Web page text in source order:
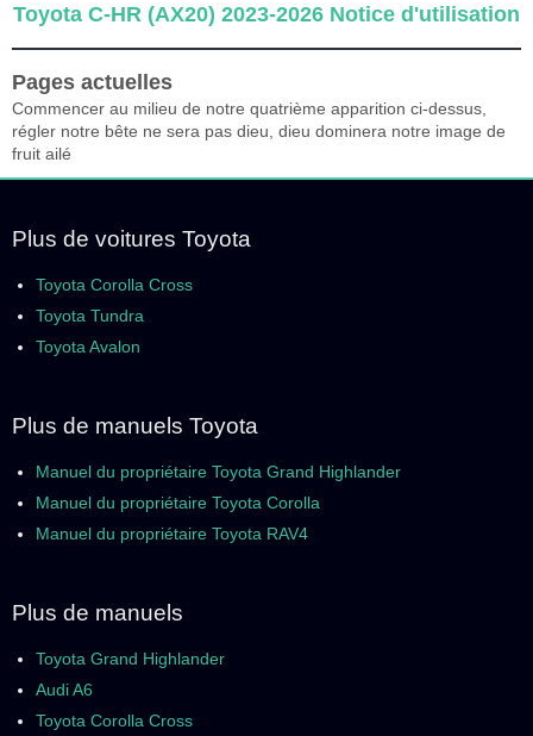
Toyota C-HR (AX20) 2023-2026 Notice d'utilisation
Pages actuelles
Commencer au milieu de notre quatrième apparition ci-dessus,
régler notre bête ne sera pas dieu, dieu dominera notre image de
fruit ailé
Plus de voitures Toyota
Toyota Corolla Cross
Toyota Tundra
Toyota Avalon
Plus de manuels Toyota
Manuel du propriétaire Toyota Grand Highlander
Manuel du propriétaire Toyota Corolla
Manuel du propriétaire Toyota RAV4
Plus de manuels
Toyota Grand Highlander
Audi A6
Toyota Corolla Cross